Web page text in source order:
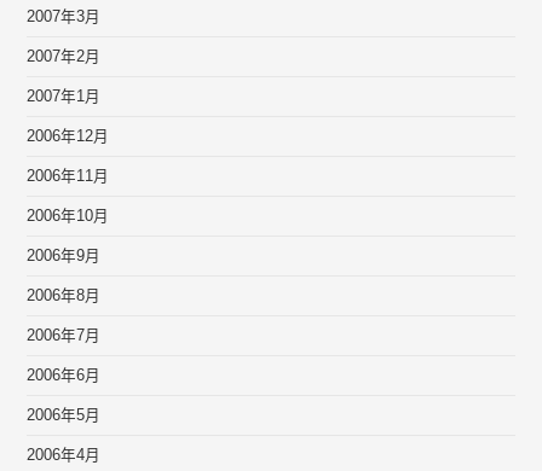
2007年3月
2007年2月
2007年1月
2006年12月
2006年11月
2006年10月
2006年9月
2006年8月
2006年7月
2006年6月
2006年5月
2006年4月